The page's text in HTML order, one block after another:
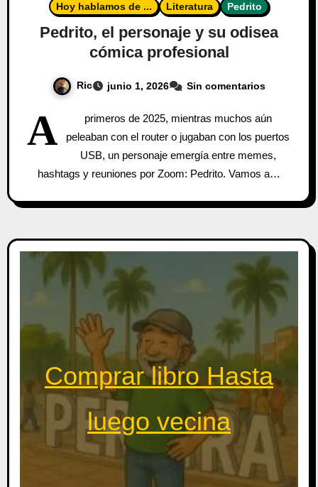
Hoy hablamos de ... Literatura Pedrito
Pedrito, el personaje y su odisea
cómica profesional
Ric junio 1, 2026 Sin comentarios
A
primeros de 2025, mientras muchos aún
peleaban con el router o jugaban con los puertos
USB, un personaje emergía entre memes,
hashtags y reuniones por Zoom: Pedrito. Vamos a…
Comprar libro Hasta
luego vecina